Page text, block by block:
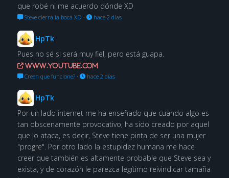
que robé ni me acuerdo dónde XD
Steve cierra la boca XD · hace 2 días
HpTk
Pues no sé si será muy fiel, pero está guapa.
www.youtube.com
Creen que funcione?· hace 2 días
HpTk
Por un lado internet me ha enseñado que cuando algo es
tan obscenamente provocativo, ha sido creado por aquel
que lo ataca, es decir, Steve tiene pinta de ser una mujer
"progre". Por otro lado la estupidez humana me hace
creer que también es altamente probable que Steve sea y
exista, y de corazón le parezca legítimo reivindicar tamaña